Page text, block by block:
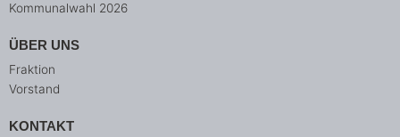
Kommunalwahl 2026
ÜBER UNS
Fraktion
Vorstand
KONTAKT